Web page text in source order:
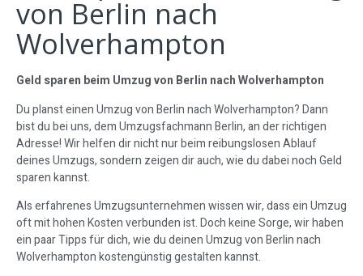
von Berlin nach
Wolverhampton
Geld sparen beim Umzug von Berlin nach Wolverhampton
Du planst einen Umzug von Berlin nach Wolverhampton? Dann
bist du bei uns, dem Umzugsfachmann Berlin, an der richtigen
Adresse! Wir helfen dir nicht nur beim reibungslosen Ablauf
deines Umzugs, sondern zeigen dir auch, wie du dabei noch Geld
sparen kannst.
Als erfahrenes Umzugsunternehmen wissen wir, dass ein Umzug
oft mit hohen Kosten verbunden ist. Doch keine Sorge, wir haben
ein paar Tipps für dich, wie du deinen Umzug von Berlin nach
Wolverhampton kostengünstig gestalten kannst.